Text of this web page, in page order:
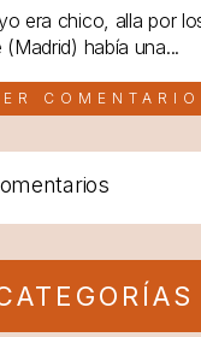
era chico, alla por
(Madrid) había una...
COMENTARIO